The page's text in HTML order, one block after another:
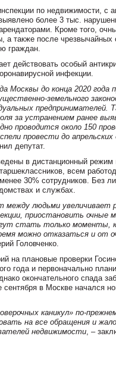
по недвижимости, с
более 3 тыс.
Кроме того,
а также после чрезвычайных
граждан.
действовать особый
инфекции.
Москвы до конца 2020 года
земельного
предпринимателей.
за устранением ранее
проводится около 150
провести до апрельских
депутат.
в дистанционный режим
всем
30% сотрудников. Без
и службах.
между людьми увеличивает
приостановить очные
стать только моменты,
можно отказаться и от
Головченко.
на плановые проверки
года и первоначально
окончательного спада
сентября в Москве начался
каникул» по-
на все обращения и
недвижимости , –